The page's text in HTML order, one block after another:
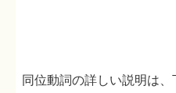
同位動詞の詳しい説明は